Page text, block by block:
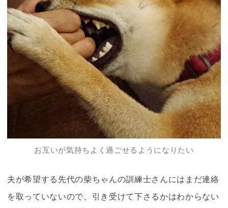
お互いが気持ちよく過ごせるようになりたい
夫が希望する先代の柴ちゃんの訓練士さんにはまだ連絡
を取っていないので、引き受けて下さるかはわからない